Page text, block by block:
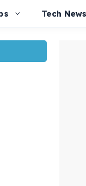
Tech News